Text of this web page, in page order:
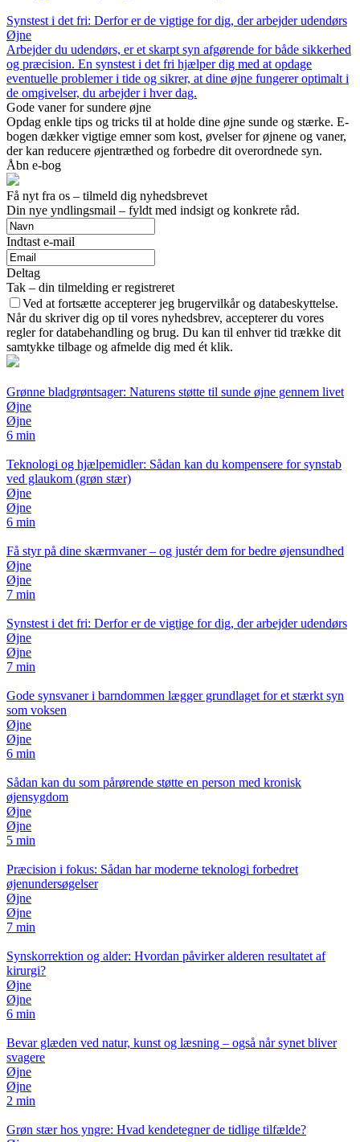
Synstest i det fri: Derfor er de vigtige for dig, der arbejder udendørs
Øjne
Arbejder du udendørs, er et skarpt syn afgørende for både sikkerhed
og præcision. En synstest i det fri hjælper dig med at opdage
eventuelle problemer i tide og sikrer, at dine øjne fungerer optimalt i
de omgivelser, du arbejder i hver dag.
Gode vaner for sundere øjne
Opdag enkle tips og tricks til at holde dine øjne sunde og stærke. E-
bogen dækker vigtige emner som kost, øvelser for øjnene og vaner,
der kan reducere øjentræthed og forbedre dit overordnede syn.
Åbn e-bog
Få nyt fra os – tilmeld dig nyhedsbrevet
Din nye yndlingsmail – fyldt med indsigt og konkrete råd.
Indtast e-mail
Deltag
Tak – din tilmelding er registreret
Ved at fortsætte accepterer jeg brugervilkår og databeskyttelse.
Når du skriver dig op til vores nyhedsbrev, accepterer du vores
regler for databehandling og brug. Du kan til enhver tid trække dit
samtykke tilbage og afmelde dig med ét klik.
Grønne bladgrøntsager: Naturens støtte til sunde øjne gennem livet
Øjne
Øjne
6 min
Teknologi og hjælpemidler: Sådan kan du kompensere for synstab
ved glaukom (grøn stær)
Øjne
Øjne
6 min
Få styr på dine skærmvaner – og justér dem for bedre øjensundhed
Øjne
Øjne
7 min
Synstest i det fri: Derfor er de vigtige for dig, der arbejder udendørs
Øjne
Øjne
7 min
Gode synsvaner i barndommen lægger grundlaget for et stærkt syn
som voksen
Øjne
Øjne
6 min
Sådan kan du som pårørende støtte en person med kronisk
øjensygdom
Øjne
Øjne
5 min
Præcision i fokus: Sådan har moderne teknologi forbedret
øjenundersøgelser
Øjne
Øjne
7 min
Synskorrektion og alder: Hvordan påvirker alderen resultatet af
kirurgi?
Øjne
Øjne
6 min
Bevar glæden ved natur, kunst og læsning – også når synet bliver
svagere
Øjne
Øjne
2 min
Grøn stær hos yngre: Hvad kendetegner de tidlige tilfælde?